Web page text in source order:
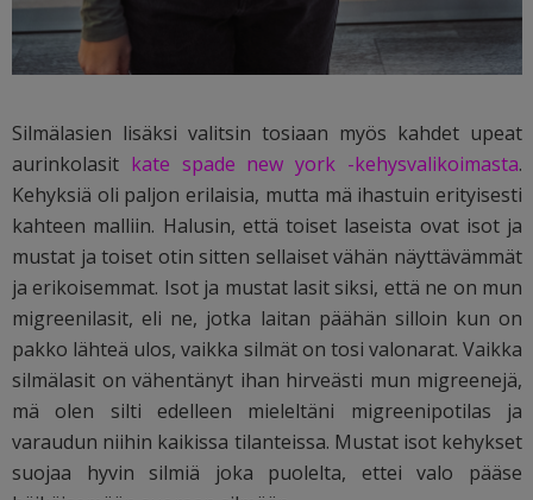
Silmälasien lisäksi valitsin tosiaan myös kahdet upeat
aurinkolasit kate spade new york -kehysvalikoimasta.
Kehyksiä oli paljon erilaisia, mutta mä ihastuin erityisesti
kahteen malliin. Halusin, että toiset laseista ovat isot ja
mustat ja toiset otin sitten sellaiset vähän näyttävämmät
ja erikoisemmat. Isot ja mustat lasit siksi, että ne on mun
migreenilasit, eli ne, jotka laitan päähän silloin kun on
pakko lähteä ulos, vaikka silmät on tosi valonarat. Vaikka
silmälasit on vähentänyt ihan hirveästi mun migreenejä,
mä olen silti edelleen mieleltäni migreenipotilas ja
varaudun niihin kaikissa tilanteissa. Mustat isot kehykset
suojaa hyvin silmiä joka puolelta, ettei valo pääse